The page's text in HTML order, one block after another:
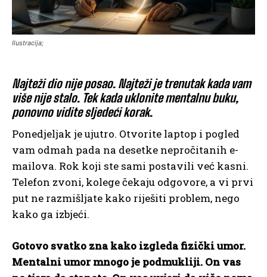
Ilustracija;
Najteži dio nije posao. Najteži je trenutak kada vam
više nije stalo. Tek kada uklonite mentalnu buku,
ponovno vidite sljedeći korak.
Ponedjeljak je ujutro. Otvorite laptop i pogled
vam odmah pada na desetke nepročitanih e-
mailova. Rok koji ste sami postavili već kasni.
Telefon zvoni, kolege čekaju odgovore, a vi prvi
put ne razmišljate kako riješiti problem, nego
kako ga izbjeći.
Gotovo svatko zna kako izgleda fizički umor.
Mentalni umor mnogo je podmukliji. On vas